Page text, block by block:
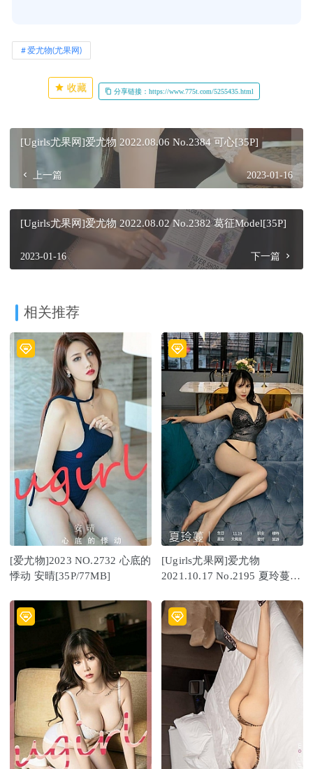
爱尤物(尤果网)
收藏 分享链接：https://www.775t.com/5255435.html
[Ugirls尤果网]爱尤物 2022.08.06 No.2384 可心[35P]
上一篇 2023-01-16
[Ugirls尤果网]爱尤物 2022.08.02 No.2382 葛征Model[35P]
2023-01-16 下一篇
相关推荐
[爱尤物]2023 NO.2732 心底的
悸动 安晴[35P/77MB]
[Ugirls尤果网]爱尤物
2021.10.17 No.2195 夏玲蔓